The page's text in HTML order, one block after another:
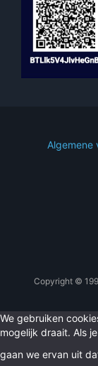
Algemene
Copyright ©
We gebruiken
mogelijk draait. Als
gaan we ervan uit